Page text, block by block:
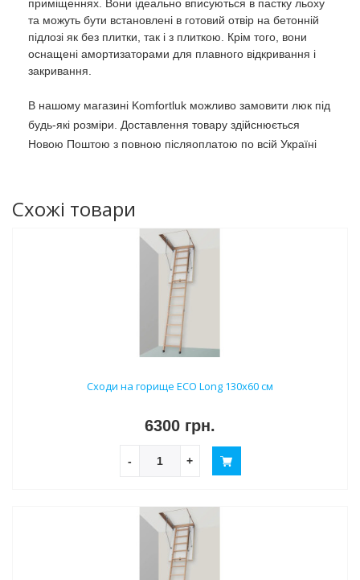
приміщеннях. Вони ідеально вписуються в пастку льоху
та можуть бути встановлені в готовий отвір на бетонній
підлозі як без плитки, так і з плиткою. Крім того, вони
оснащені амортизаторами для плавного відкривання і
закривання.
В нашому магазині Komfortluk можливо замовити люк під
будь-які розміри. Доставлення товару здійснюється
Новою Поштою з повною післяоплатою по всій Україні
Схожі товари
Сходи на горище ECO Long 130х60 см
6300 грн.
- +